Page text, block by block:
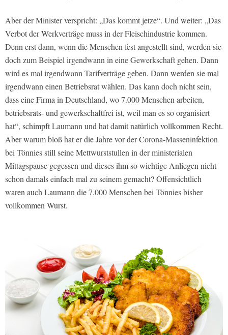
Aber der Minister verspricht: „Das kommt jetze“. Und weiter: „Das
Verbot der Werkverträge muss in der Fleischindustrie kommen.
Denn erst dann, wenn die Menschen fest angestellt sind, werden sie
doch zum Beispiel irgendwann in eine Gewerkschaft gehen. Dann
wird es mal irgendwann Tarifverträge geben. Dann werden sie mal
irgendwann einen Betriebsrat wählen. Das kann doch nicht sein,
dass eine Firma in Deutschland, wo 7.000 Menschen arbeiten,
betriebsrats- und gewerkschaftfrei ist, weil man es so organisiert
hat“, schimpft Laumann und hat damit natürlich vollkommen Recht.
Aber warum bloß hat er die Jahre vor der Corona-Masseninfektion
bei Tönnies still seine Mettwurststullen in der ministerialen
Mittagspause gegessen und dieses ihm so wichtige Anliegen nicht
schon damals einfach mal zu seinem gemacht? Offensichtlich
waren auch Laumann die 7.000 Menschen bei Tönnies bisher
vollkommen Wurst.